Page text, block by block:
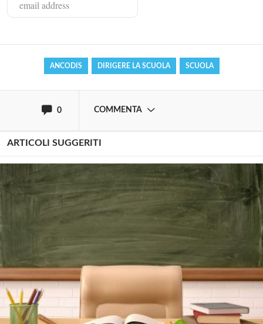
ANCODIS DIRIGERE LA SCUOLA SCUOLA
0 COMMENTA
ARTICOLI SUGGERITI